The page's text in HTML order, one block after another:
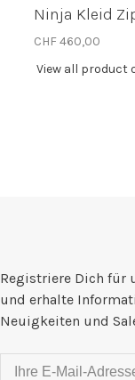
Ninja Kleid
CHF 460,00
View all product
Registriere Dich für
und erhalte
Neuigkeiten und